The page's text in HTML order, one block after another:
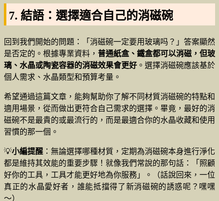
7. 結語：選擇適合自己的消磁碗
回到我們開始的問題：「消磁碗一定要用玻璃吗？」答案顯然
是否定的。根據專業資料， 普通紙盒、鐵盒都可以消磁，但玻
璃、水晶或陶瓷容器的消磁效果會更好 。選擇消磁碗應該基於
個人需求、水晶類型和預算考量。
希望通過這篇文章，能夠幫助你了解不同材質消磁碗的特點和
適用場景，從而做出更符合自己需求的選擇。畢竟，最好的消
磁碗不是最貴的或最流行的，而是最適合你的水晶收藏和使用
習慣的那一個。
💡小編提醒 ：無論選擇哪種材質，定期為消磁碗本身進行淨化
都是維持其效能的重要步驟！就像我們常說的那句話：「照顧
好你的工具，工具才能更好地為你服務」。（話說回來，一位
真正的水晶愛好者，誰能抵擋得了新消磁碗的誘惑呢？嘿嘿
～）